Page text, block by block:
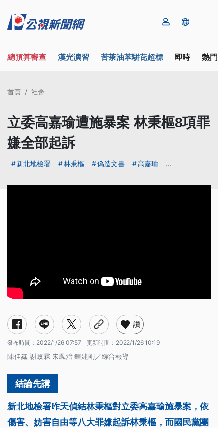
總預算審查 漢光演習 苦茶油苯駢芘超標 即時 熱
首頁 社會
立委高嘉瑜遭施暴案 林秉樞8項罪
嫌全部起訴
新北地檢署 林秉樞 偽造文書 高嘉瑜 ...
讚
發布時間： 2022/1/26 07:57 更新時間： 2022/1/26 10:19
陳佳鑫 謝政霖 朱鳳治 鍾建剛／綜合報導
新北地檢署昨天偵結林秉樞對立委高嘉瑜施暴案，依
傷害、妨害自由等八大罪嫌起訴林秉樞，而國民黨團